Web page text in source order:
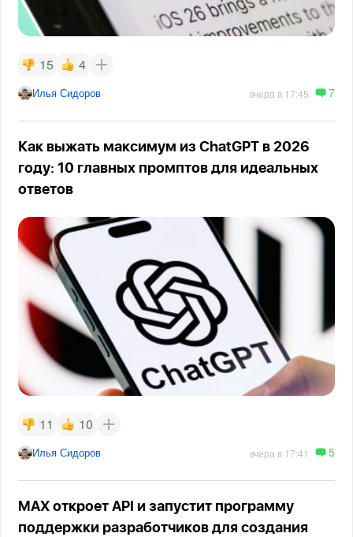
15 4
Илья Сидоров вчера в 17:45 7
Как выжать максимум из ChatGPT в 2026
году: 10 главных промптов для идеальных
ответов
11 10
Илья Сидоров вчера в 17:41 5
MAX откроет API и запустит программу
поддержки разработчиков для создания